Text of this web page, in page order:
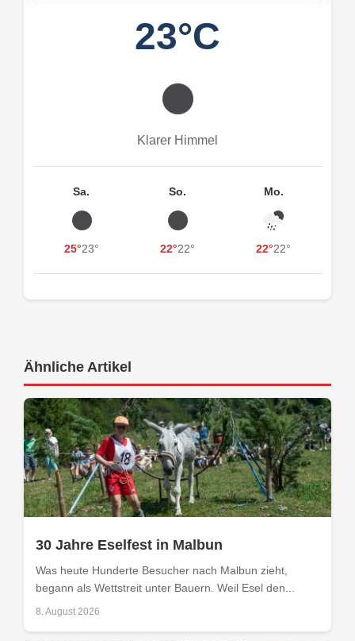
23°C
Klarer Himmel
Sa.
25°23°
So.
22°22°
Mo.
22°22°
Ähnliche Artikel
30 Jahre Eselfest in Malbun
Was heute Hunderte Besucher nach Malbun zieht,
begann als Wettstreit unter Bauern. Weil Esel den...
8. August 2026